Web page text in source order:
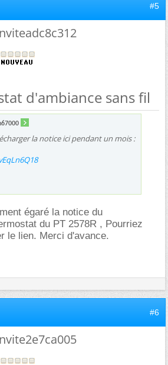
#5
d'ambiance sans fil
la notice ici pendant un mois :
égaré la notice du
du PT 2578R , Pourriez
le lien. Merci d'avance.
#6